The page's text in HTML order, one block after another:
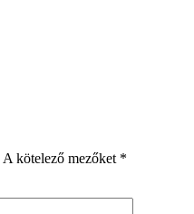
A kötelező mezőket *